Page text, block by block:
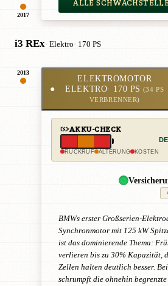
2017
ALLE
i3 REx· Elektro· 170 PS
2013
●
ELEKTROMOTOR
ELEKTRO· 170 PS (34 PS
VERBRENNER)
AKKU-CHECK
RÜCKRUF ALTERUNG KOSTEN
BMWs erster Großserien-
Synchronmotor mit 125 kW
ist das dominierende Thema:
verlieren bis zu 30% Kapazität,
Zellen halten deutlich besser.
schrumpft die ohnehin